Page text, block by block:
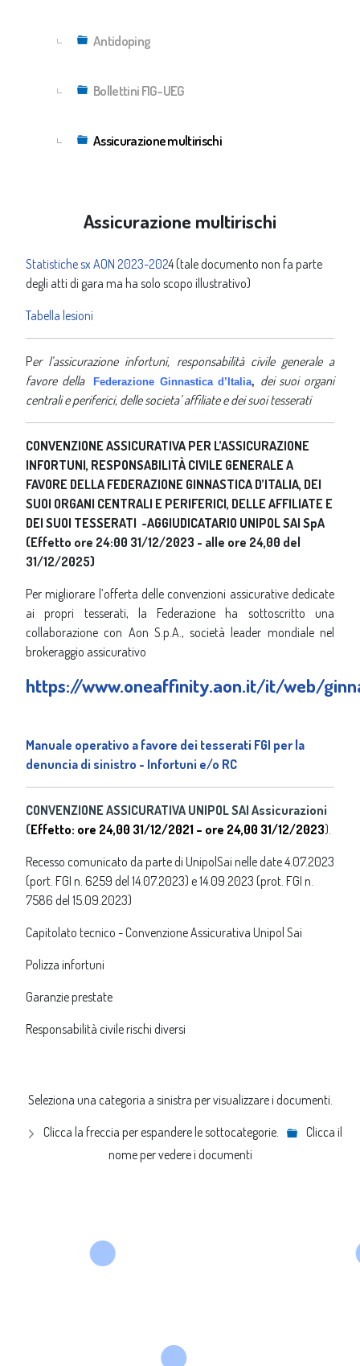
Antidoping
Bollettini FIG-UEG
Assicurazione multirischi
Assicurazione multirischi
Statistiche sx AON 2023-2024 (tale documento non fa parte
degli atti di gara ma ha solo scopo illustrativo)
Tabella lesioni
Per l’assicurazione infortuni, responsabilità civile generale a
favore della
Federazione Ginnastica d’Italia, dei suoi organi
centrali e periferici, delle societa’ affiliate e dei suoi tesserati
CONVENZIONE ASSICURATIVA PER L’ASSICURAZIONE
INFORTUNI, RESPONSABILITÀ CIVILE GENERALE A
FAVORE DELLA FEDERAZIONE GINNASTICA D’ITALIA, DEI
SUOI ORGANI CENTRALI E PERIFERICI, DELLE AFFILIATE E
DEI SUOI TESSERATI -AGGIUDICATARIO UNIPOL SAI SpA
(Effetto ore 24:00 31/12/2023 - alle ore 24,00 del
31/12/2025)
Per migliorare l’offerta delle convenzioni assicurative dedicate
ai propri tesserati, la Federazione ha sottoscritto una
collaborazione con Aon S.p.A., società leader mondiale nel
brokeraggio assicurativo
https://www.oneaffinity.aon.it/it/web/
Manuale operativo a favore dei tesserati FGI per la
denuncia di sinistro - Infortuni e/o RC
CONVENZIONE ASSICURATIVA UNIPOL SAI Assicurazioni
(Effetto: ore 24,00 31/12/2021 – ore 24,00 31/12/2023).
Recesso comunicato da parte di UnipolSai nelle date 4.07.2023
(port. FGI n. 6259 del 14.07.2023) e 14.09.2023 (prot. FGI n.
7586 del 15.09.2023)
Capitolato tecnico - Convenzione Assicurativa Unipol Sai
Polizza infortuni
Garanzie prestate
Responsabilità civile rischi diversi
Seleziona una categoria a sinistra per visualizzare i documenti.
Clicca la freccia per espandere le sottocategorie.
Clicca il
nome per vedere i documenti